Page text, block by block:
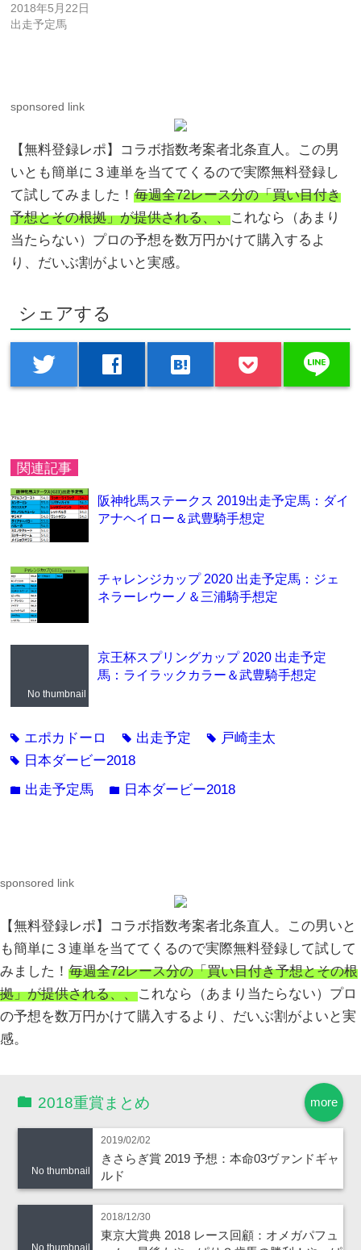
2018年5月22日
出走予定馬
sponsored link
【無料登録レポ】コラボ指数考案者北条直人。この男
いとも簡単に３連単を当ててくるので実際無料登録し
て試してみました！毎週全72レース分の「買い目付き
予想とその根拠」が提供される、、これなら（あまり
当たらない）プロの予想を数万円かけて購入するよ
り、だいぶ割がよいと実感。
シェアする
twitter facebook hatenabookmark line
関連記事
阪神牝馬ステークス 2019出走予定馬：ダイ
アナヘイロー＆武豊騎手想定
チャレンジカップ 2020 出走予定馬：ジェ
ネラーレウーノ＆三浦騎手想定
No thumbnail
京王杯スプリングカップ 2020 出走予定
馬：ライラックカラー＆武豊騎手想定
tag エポカドーロ tag 出走予定 tag 戸崎圭太
tag 日本ダービー2018
folder 出走予定馬 folder 日本ダービー2018
sponsored link
【無料登録レポ】コラボ指数考案者北条直人。この男いと
も簡単に３連単を当ててくるので実際無料登録して試して
みました！ 毎週全72レース分の「買い目付き予想とその根
拠」が提供される、、これなら（あまり当たらない）プロ
の予想を数万円かけて購入するより、だいぶ割がよいと実
感。
more
2018重賞まとめ
No thumbnail
2019/02/02
きさらぎ賞 2019 予想：本命03ヴァンドギャ
ルド
No thumbnail
2018/12/30
東京大賞典 2018 レース回顧：オメガパフュ